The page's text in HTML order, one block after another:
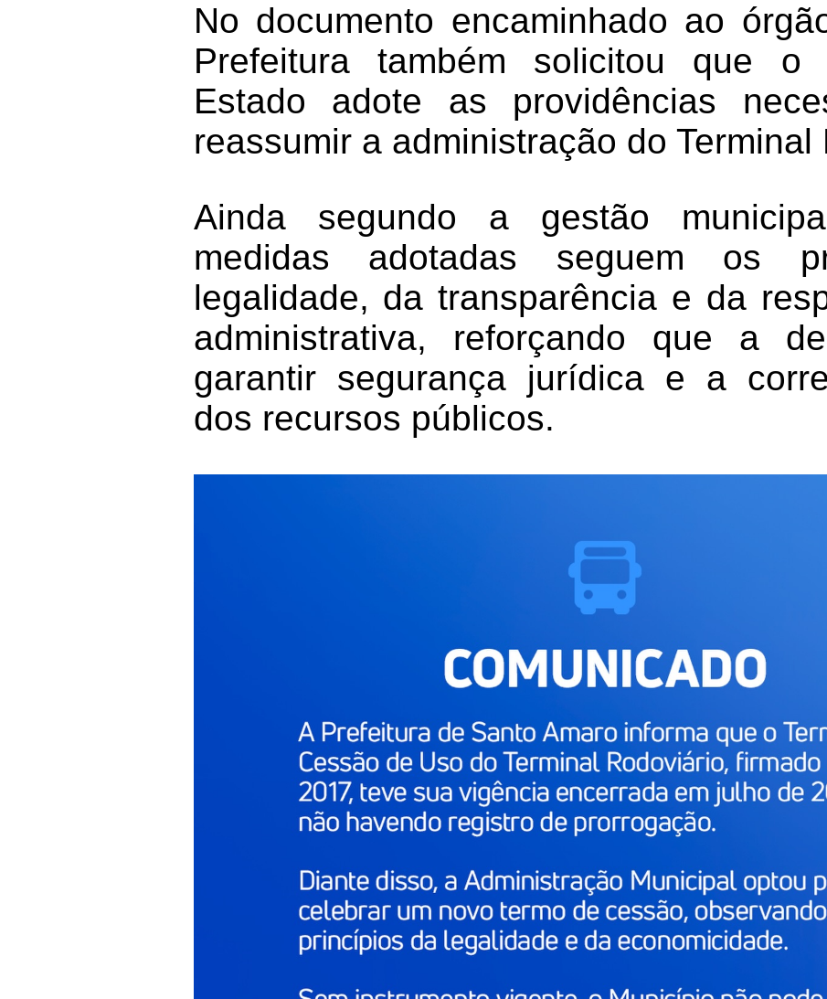
No documento encaminhado ao
Prefeitura também solicitou que o
Estado adote as providências
reassumir a administração do Terminal
Ainda segundo a gestão
medidas adotadas seguem os
legalidade, da transparência e da
administrativa, reforçando que a
garantir segurança jurídica e a
dos recursos públicos.